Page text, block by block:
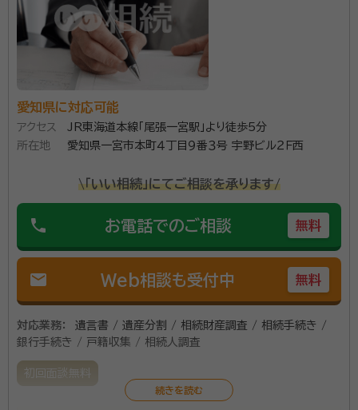
程に待に合うよう調整します。と言っていただき直ぐにお任せしました。
また、堅苦しくなく話しやすい方でしたので。
契約後の感想
成立後の日程や書類等の流れとご請求まで、その後の重要書類等の扱
い？付箋やメモなどわかりやすく対応いただきました。
ご相談は、相続手続カウンセラーの資格を持っている代
表女性行政書士が対応します。行政書士は相続に関する
す。）に対応できますので、お気軽にお問合せ下さい。
資格等：
所属団体：
愛知県に対応可能
アクセス
JR東海道本線「尾張一宮駅」より徒歩5分
所在地
愛知県一宮市本町４丁目９番３号 宇野ビル２Ｆ西
\「いい相続」にてご相談を承ります/
phone お電話でのご相談 無料
mail Web相談も受付中 無料
対応業務：
遺言書 / 遺産分割 / 相続財産調査 / 相続手続き /
銀行手続き / 戸籍収集 / 相続人調査
初回面談無料